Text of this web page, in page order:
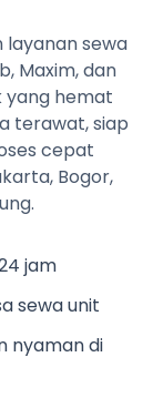
layanan sewa
Maxim, dan
yang hemat
terawat, siap
cepat
Bogor,
jam
sewa unit
nyaman di